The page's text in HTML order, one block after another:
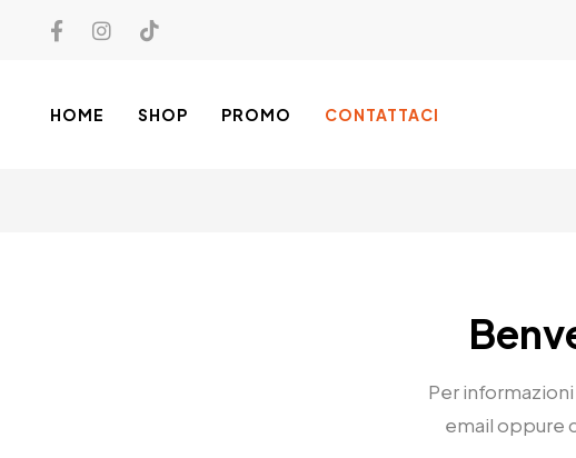
HOME SHOP PROMO CONTATTACI
Per
email oppure